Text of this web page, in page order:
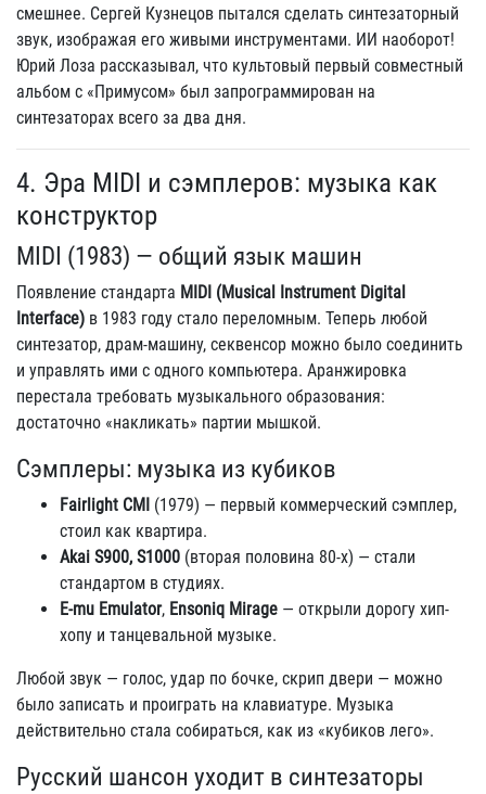
смешнее. Сергей Кузнецов пытался сделать синтезаторный
звук, изображая его живыми инструментами. ИИ наоборот!
Юрий Лоза рассказывал, что культовый первый совместный
альбом с «Примусом» был запрограммирован на
синтезаторах всего за два дня.
4. Эра MIDI и сэмплеров: музыка как
конструктор
MIDI (1983) — общий язык машин
Появление стандарта MIDI (Musical Instrument Digital
Interface) в 1983 году стало переломным. Теперь любой
синтезатор, драм-машину, секвенсор можно было соединить
и управлять ими с одного компьютера. Аранжировка
перестала требовать музыкального образования:
достаточно «накликать» партии мышкой.
Сэмплеры: музыка из кубиков
Fairlight CMI (1979) — первый коммерческий сэмплер,
стоил как квартира.
Akai S900, S1000 (вторая половина 80-х) — стали
стандартом в студиях.
E-mu Emulator, Ensoniq Mirage — открыли дорогу хип-
хопу и танцевальной музыке.
Любой звук — голос, удар по бочке, скрип двери — можно
было записать и проиграть на клавиатуре. Музыка
действительно стала собираться, как из «кубиков лего».
Русский шансон уходит в синтезаторы